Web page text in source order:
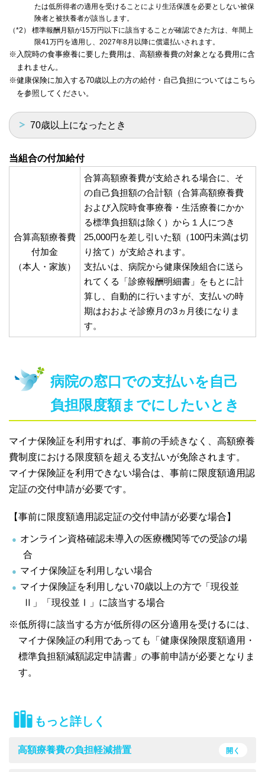
たは低所得者の適用を受けることにより生活保護を必要としない被保
険者と被扶養者が該当します。
（*2） 標準報酬月額が15万円以下に該当することが確認できた方は、年間上
限41万円を適用し、2027年8月以降に償還払いされます。
※入院時の食事療養に要した費用は、高額療養費の対象となる費用に含
まれません。
※健康保険に加入する70歳以上の方の給付・自己負担についてはこちら
を参照してください。
70歳以上になったとき
当組合の付加給付
合算高額療養費
付加金
（本人・家族）
合算高額療養費が支給される場合に、そ
の自己負担額の合計額（合算高額療養費
および入院時食事療養・生活療養にかか
る標準負担額は除く）から１人につき
25,000円を差し引いた額（100円未満は切
り捨て）が支給されます。
支払いは、病院から健康保険組合に送ら
れてくる「診療報酬明細書」をもとに計
算し、自動的に行いますが、支払いの時
期はおおよそ診療月の3ヵ月後になりま
す。
病院の窓口での支払いを自己
負担限度額までにしたいとき
マイナ保険証を利用すれば、事前の手続きなく、高額療養
費制度における限度額を超える支払いが免除されます。
マイナ保険証を利用できない場合は、事前に限度額適用認
定証の交付申請が必要です。
【事前に限度額適用認定証の交付申請が必要な場合】
オンライン資格確認未導入の医療機関等での受診の場
合
マイナ保険証を利用しない場合
マイナ保険証を利用しない70歳以上の方で「現役並
Ⅱ」「現役並Ⅰ」に該当する場合
※低所得に該当する方が低所得の区分適用を受けるには、
マイナ保険証の利用であっても「健康保険限度額適用・
標準負担額減額認定申請書」の事前申請が必要となりま
す。
もっと詳しく
高額療養費の負担軽減措置 開く